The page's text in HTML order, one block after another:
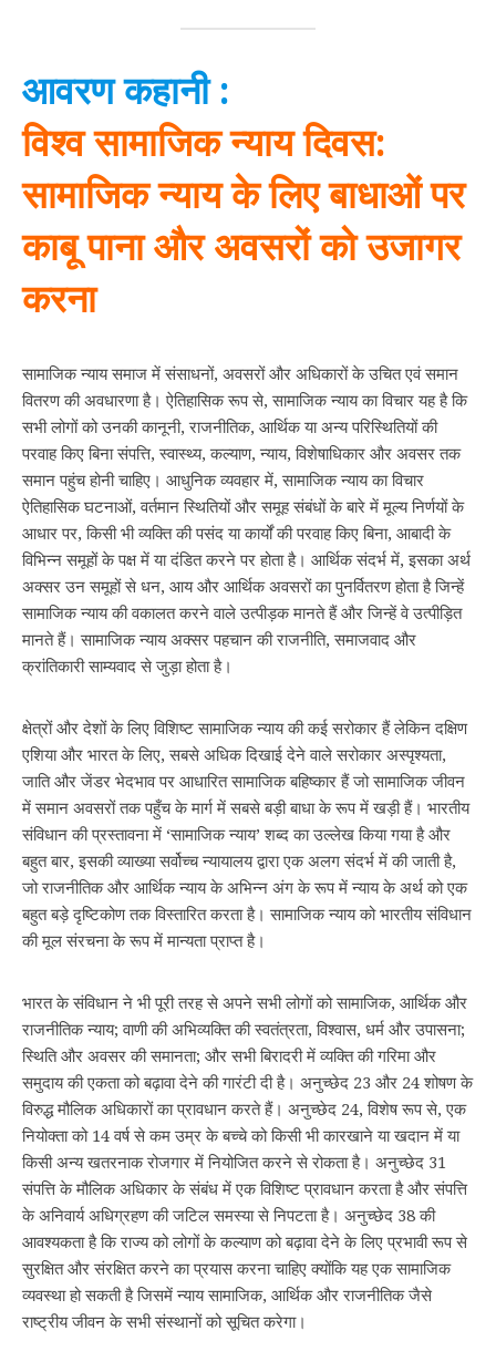
आवरण कहानी :
विश्‍व सामाजिक न्याय दिवस:
सामाजिक न्याय के लिए बाधाओं पर
काबू पाना और अवसरों को उजागर
करना
सामाजिक न्याय समाज में संसाधनों, अवसरों और अधिकारों के उचित एवं समान
वितरण की अवधारणा है। ऐतिहासिक रूप से, सामाजिक न्याय का विचार यह है कि
सभी लोगों को उनकी कानूनी, राजनीतिक, आर्थिक या अन्य परिस्थितियों की
परवाह किए बिना संपत्ति, स्वास्थ्य, कल्याण, न्याय, विशेषाधिकार और अवसर तक
समान पहुंच होनी चाहिए। आधुनिक व्यवहार में, सामाजिक न्याय का विचार
ऐतिहासिक घटनाओं, वर्तमान स्थितियों और समूह संबंधों के बारे में मूल्य निर्णयों के
आधार पर, किसी भी व्यक्ति की पसंद या कार्यों की परवाह किए बिना, आबादी के
विभिन्न समूहों के पक्ष में या दंडित करने पर होता है। आर्थिक संदर्भ में, इसका अर्थ
अक्सर उन समूहों से धन, आय और आर्थिक अवसरों का पुनर्वितरण होता है जिन्हें
सामाजिक न्याय की वकालत करने वाले उत्पीड़क मानते हैं और जिन्हें वे उत्पीड़ित
मानते हैं। सामाजिक न्याय अक्सर पहचान की राजनीति, समाजवाद और
क्रांतिकारी साम्यवाद से जुड़ा होता है।
क्षेत्रों और देशों के लिए विशिष्ट सामाजिक न्याय की कई सरोकार हैं लेकिन दक्षिण
एशिया और भारत के लिए, सबसे अधिक दिखाई देने वाले सरोकार अस्पृश्यता,
जाति और जेंडर भेदभाव पर आधारित सामाजिक बहिष्कार हैं जो सामाजिक जीवन
में समान अवसरों तक पहुँच के मार्ग में सबसे बड़ी बाधा के रूप में खड़ी हैं। भारतीय
संविधान की प्रस्तावना में ‘सामाजिक न्याय’ शब्द का उल्लेख किया गया है और
बहुत बार, इसकी व्याख्या सर्वोच्च न्यायालय द्वारा एक अलग संदर्भ में की जाती है,
जो राजनीतिक और आर्थिक न्याय के अभिन्न अंग के रूप में न्याय के अर्थ को एक
बहुत बड़े दृष्टिकोण तक विस्तारित करता है। सामाजिक न्याय को भारतीय संविधान
की मूल संरचना के रूप में मान्यता प्राप्त है।
भारत के संविधान ने भी पूरी तरह से अपने सभी लोगों को सामाजिक, आर्थिक और
राजनीतिक न्याय; वाणी की अभिव्यक्ति की स्वतंत्रता, विश्वास, धर्म और उपासना;
स्थिति और अवसर की समानता; और सभी बिरादरी में व्यक्ति की गरिमा और
समुदाय की एकता को बढ़ावा देने की गारंटी दी है। अनुच्छेद 23 और 24 शोषण के
विरुद्ध मौलिक अधिकारों का प्रावधान करते हैं। अनुच्छेद 24, विशेष रूप से, एक
नियोक्ता को 14 वर्ष से कम उम्र के बच्चे को किसी भी कारखाने या खदान में या
किसी अन्य खतरनाक रोजगार में नियोजित करने से रोकता है। अनुच्छेद 31
संपत्ति के मौलिक अधिकार के संबंध में एक विशिष्ट प्रावधान करता है और संपत्ति
के अनिवार्य अधिग्रहण की जटिल समस्या से निपटता है। अनुच्छेद 38 की
आवश्यकता है कि राज्य को लोगों के कल्याण को बढ़ावा देने के लिए प्रभावी रूप से
सुरक्षित और संरक्षित करने का प्रयास करना चाहिए क्योंकि यह एक सामाजिक
व्यवस्था हो सकती है जिसमें न्याय सामाजिक, आर्थिक और राजनीतिक जैसे
राष्ट्रीय जीवन के सभी संस्थानों को सूचित करेगा।